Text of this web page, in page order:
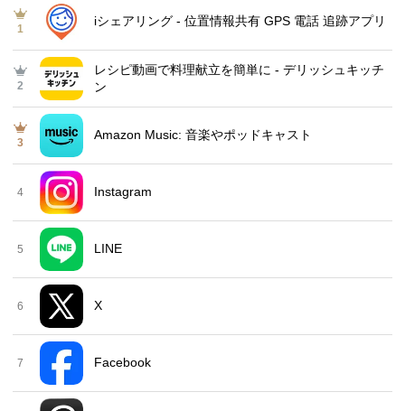
1
iシェアリング - 位置情報共有 GPS 電話 追跡アプリ
2
レシピ動画で料理献立を簡単‪に - デリッシュキッチ
ン
3
Amazon Music: 音楽やポッドキャスト
4 Instagram
5 LINE
6 X
7 Facebook